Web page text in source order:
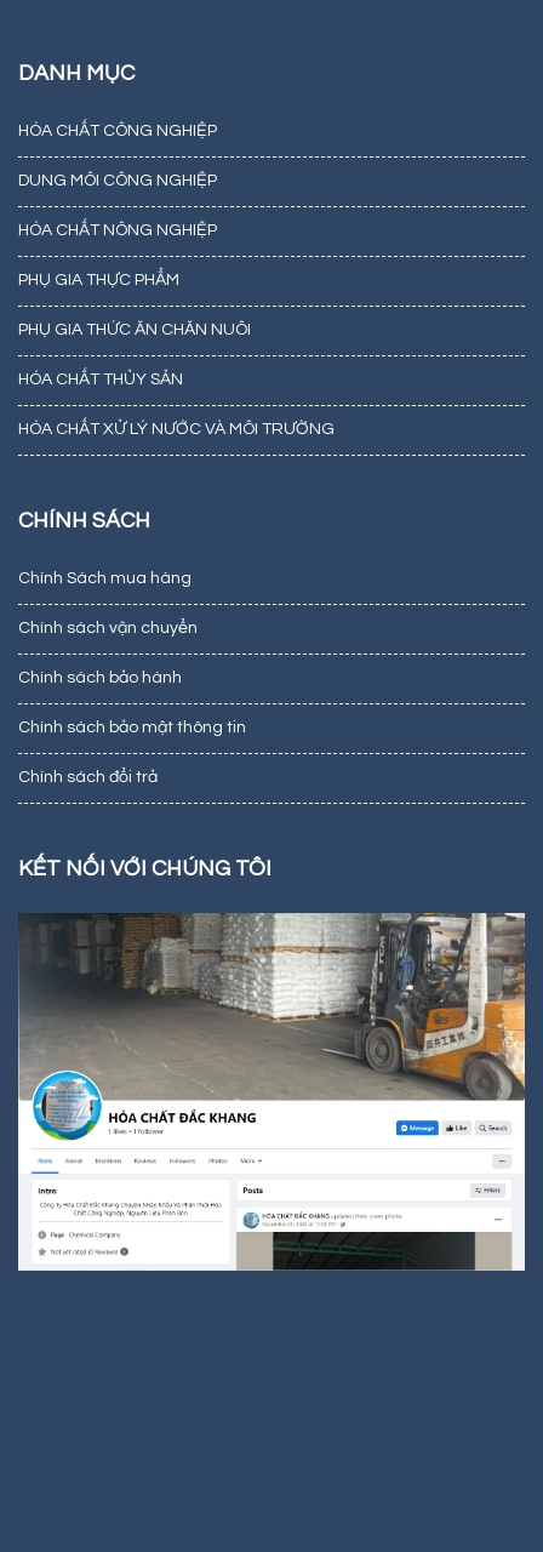
DANH MỤC
HÓA CHẤT CÔNG NGHIỆP
DUNG MÔI CÔNG NGHIỆP
HÓA CHẤT NÔNG NGHIỆP
PHỤ GIA THỰC PHẨM
PHỤ GIA THỨC ĂN CHĂN NUÔI
HÓA CHẤT THỦY SẢN
HÓA CHẤT XỬ LÝ NƯỚC VÀ MÔI TRƯỜNG
CHÍNH SÁCH
Chính Sách mua hàng
Chính sách vận chuyển
Chính sách bảo hành
Chính sách bảo mật thông tin
Chính sách đổi trả
KẾT NỐI VỚI CHÚNG TÔI